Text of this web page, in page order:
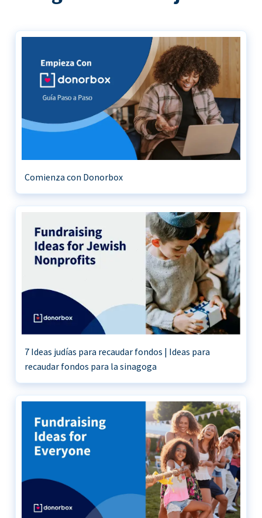
Comienza con Donorbox
7 Ideas judías para recaudar fondos | Ideas para
recaudar fondos para la sinagoga